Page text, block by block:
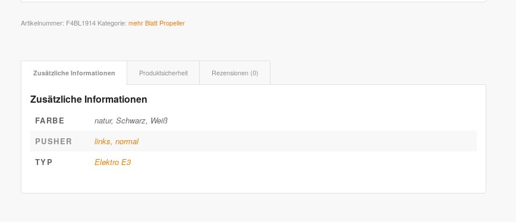
Artikelnummer: F4BL1914 Kategorie: mehr Blatt Propeller
Zusätzliche Informationen Produktsicherheit Rezensionen (0)
Zusätzliche Informationen
FARBE
natur, Schwarz, Weiß
PUSHER
links, normal
TYP
Elektro E3